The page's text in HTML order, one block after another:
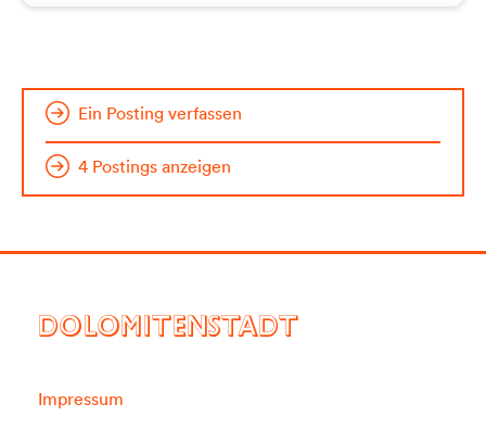
Ein Posting verfassen
4 Postings anzeigen
DOLOMITENSTADT
Impressum